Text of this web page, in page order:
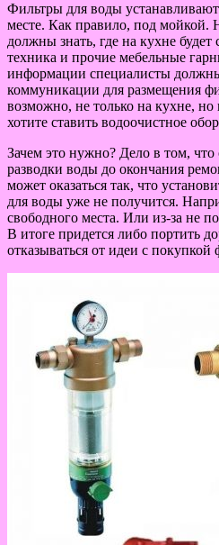
Фильтры для воды
месте. Как правило, под мойкой.
должны знать, где на кухне будет
техника и прочие мебельные
информации специалисты
коммуникации для размещения
возможно, не только на кухне,
хотите ставить водоочистное
Зачем это нужно? Дело в том,
разводки воды до окончания
может оказаться так, что
для воды уже не получится.
свободного места. Или из-за не
В итоге придется либо портить
отказываться от идеи с покупкой